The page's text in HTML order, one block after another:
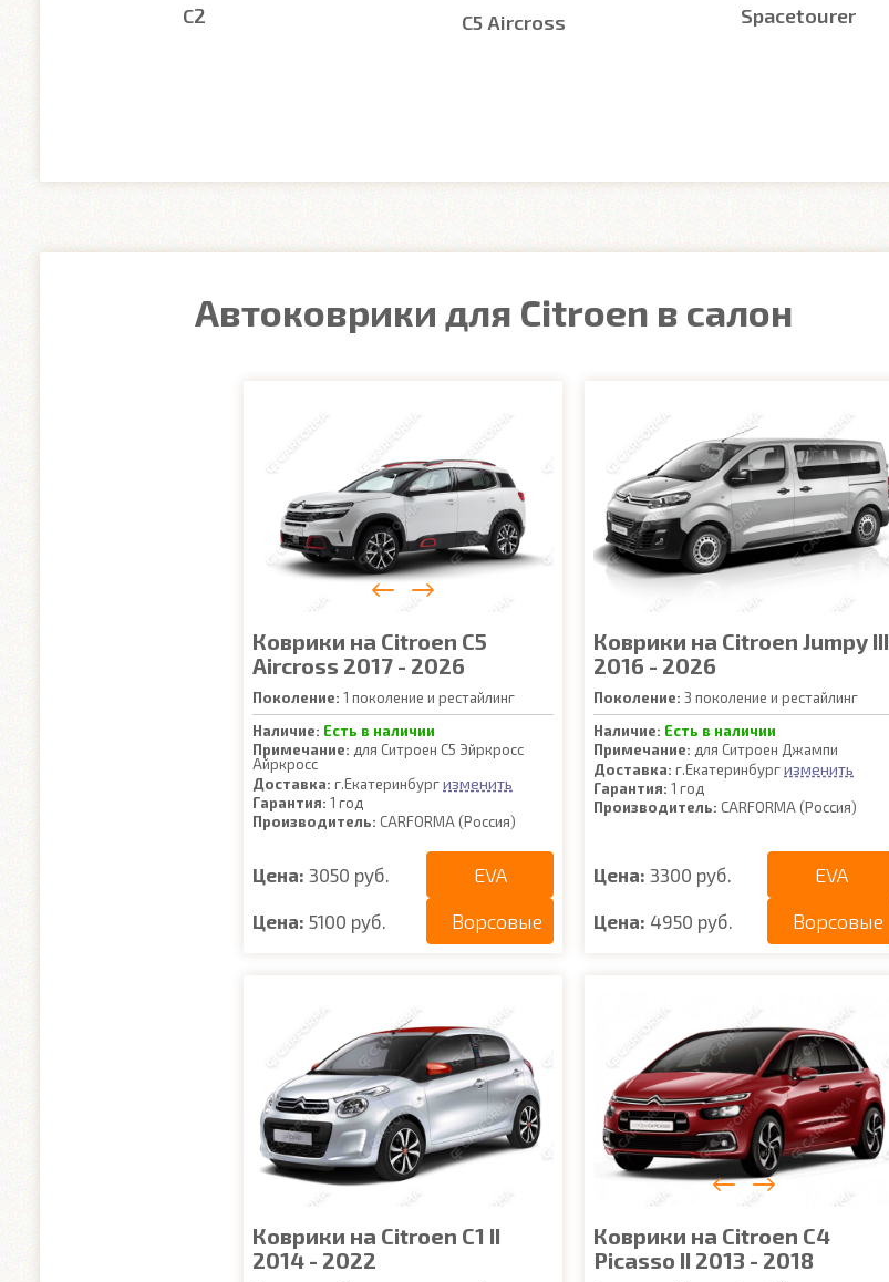
C2
C5 Aircross
Spacetourer
Автоковрики для Citroen в салон
Коврики на Citroen C5
Aircross 2017 - 2026
Поколение: 1 поколение и рестайлинг
Наличие: Есть в наличии
Примечание: для Ситроен С5 Эйркросс
Айркросс
Доставка: г.Екатеринбургизменить
Гарантия: 1 год
Производитель: CARFORMA (Россия)
Цена: 3050 руб. EVA
Цена: 5100 руб. Ворсовые
Коврики на Citroen Jumpy III
2016 - 2026
Поколение: 3 поколение и рестайлинг
Наличие: Есть в наличии
Примечание: для Ситроен Джампи
Доставка: г.Екатеринбургизменить
Гарантия: 1 год
Производитель: CARFORMA (Россия)
Цена: 3300 руб. EVA
Цена: 4950 руб. Ворсовые
Коврики на Citroen C1 II
2014 - 2022
Коврики на Citroen C4
Picasso II 2013 - 2018